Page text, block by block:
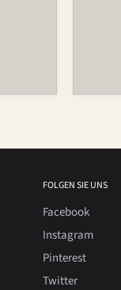
FOLGEN SIE UNS
Facebook
Instagram
Pinterest
Twitter